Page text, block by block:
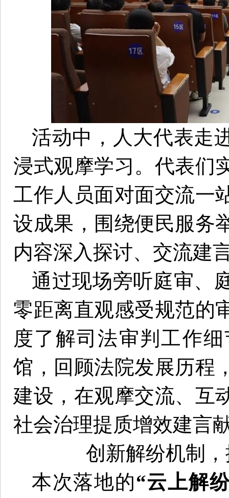
活动中，人大代表走
浸式观摩学习。代表们
工作人员面对面交流一
设成果，围绕便民服务
内容深入探讨、交流建
通过现场旁听庭审、
零距离直观感受规范的
度了解司法审判工作
馆，回顾法院发展历程
建设，在观摩交流、互
社会治理提质增效建言
创新解纷机制，
本次落地的“云上解